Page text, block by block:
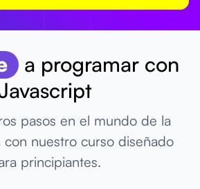
a programar con
pasos en el mundo de la
nuestro curso diseñado
principiantes.